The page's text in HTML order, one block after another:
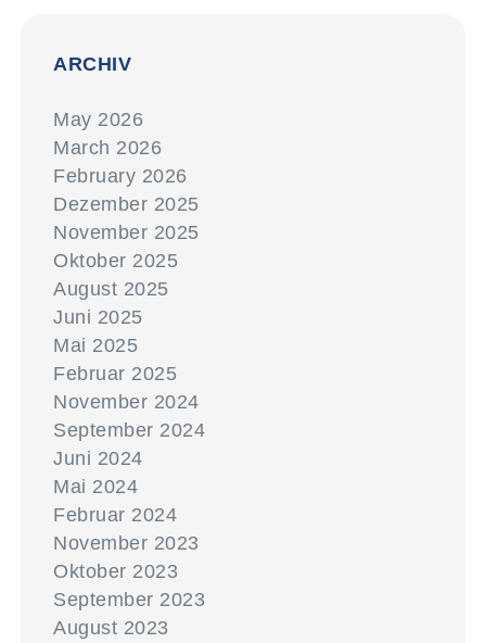
ARCHIV
May 2026
March 2026
February 2026
Dezember 2025
November 2025
Oktober 2025
August 2025
Juni 2025
Mai 2025
Februar 2025
November 2024
September 2024
Juni 2024
Mai 2024
Februar 2024
November 2023
Oktober 2023
September 2023
August 2023